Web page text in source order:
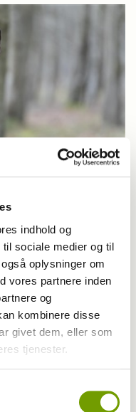
indhold og
sociale medier og til
oplysninger om
vores partnere inden
og
kombinere disse
givet dem, eller som
tjenester.
om nyt